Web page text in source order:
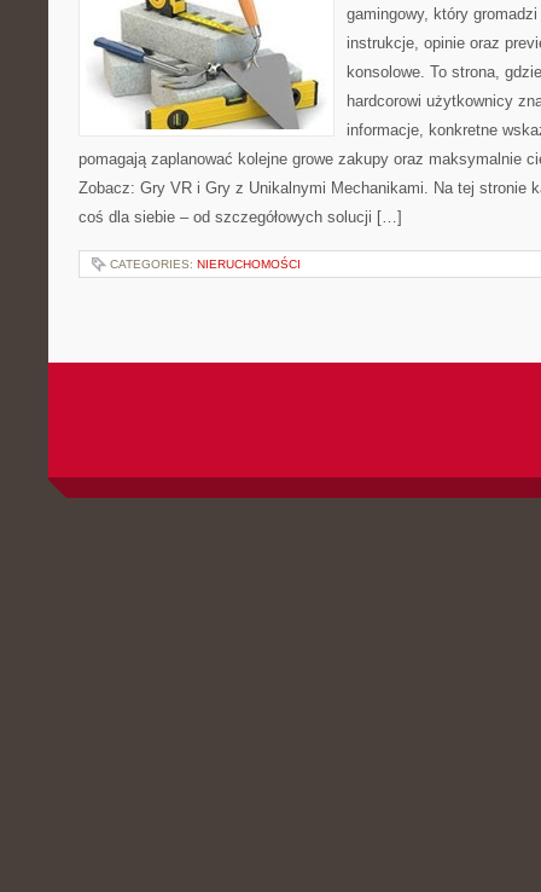
gamingowy, który
instrukcje, opinie oraz
konsolowe. To strona,
hardcorowi użytkownicy
informacje, konkretne
pomagają zaplanować kolejne growe zakupy oraz maksymalnie
Zobacz: Gry VR i Gry z Unikalnymi Mechanikami. Na tej stronie
coś dla siebie – od szczegółowych solucji […]
CATEGORIES: NIERUCHOMOŚCI